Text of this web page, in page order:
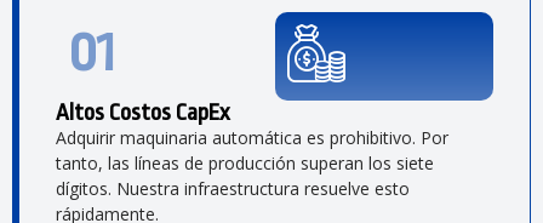
01
Altos Costos CapEx
Adquirir maquinaria automática es prohibitivo. Por
tanto, las líneas de producción superan los siete
dígitos. Nuestra infraestructura resuelve esto
rápidamente.